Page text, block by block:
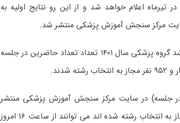
آزمون کارشناسی ارشد گروه پزشکی سال ۱۴۰۱ در تیرماه اعلام خواهد شد و از این رو نتایج اولیه به
نوروز شمسی یادآور شد: در آزمون کارشناسی ارشد گروه پزشکی سال ۱۴۰۱ تعداد تعداد حاضرین در جلسه
جلسه) در سایت مرکز سنجش آموزش پزشکی منتشر
شده است و داوطلبان که بر اساس کارنامه مجاز به انتخاب رشته شده اند می توانند از ساعت ۱۶ امروز